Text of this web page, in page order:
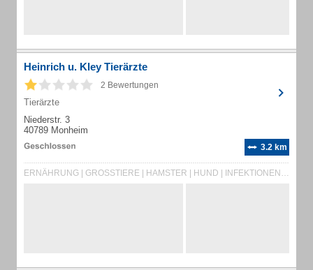
Heinrich u. Kley Tierärzte
2 Bewertungen
Tierärzte
Niederstr. 3
40789 Monheim
3.2 km
ERNÄHRUNG | GROSSTIERE | HAMSTER | HUND | INFEKTIONEN | KANNINCHEN | KATZE | KLEINTIERE